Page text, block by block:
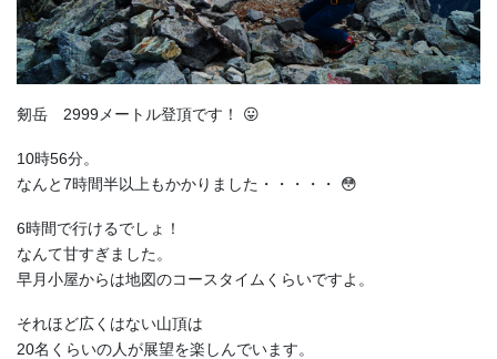
剱岳 2999メートル登頂です！ 😛
10時56分。
なんと7時間半以上もかかりました・・・・・ 😳
6時間で行けるでしょ！
なんて甘すぎました。
早月小屋からは地図のコースタイムくらいですよ。
それほど広くはない山頂は
20名くらいの人が展望を楽しんでいます。